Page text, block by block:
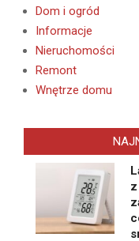
Dom i ogród
Informacje
Nieruchomości
Remont
Wnętrze domu